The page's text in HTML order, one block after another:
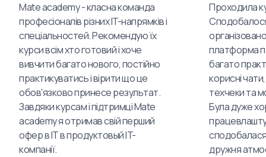
Mate academy - класна команда
професіоналів різних IT-напрямків і
спеціальностей. Рекомендую їх
курси всім хто готовий і хоче
вивчити багато нового, постійно
практикуватись і вірити що це
обов'язково принесе результат.
Завдяки курсам і підтримці Mate
academy я отримав свій перший
офер в IT в продуктовый IT-
компанії.
Проходила
платформа
багато
корисні
техчеки та
Була дуже
дружня